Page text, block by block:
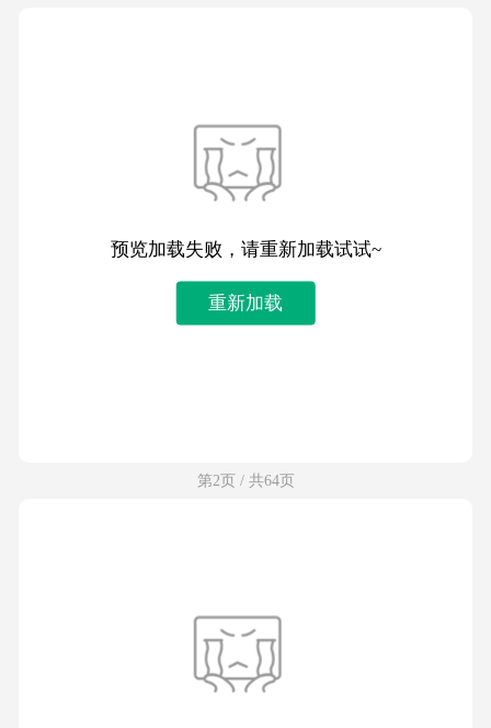
预览加载失败，请重新加载试试~
重新加载
第2页 / 共64页